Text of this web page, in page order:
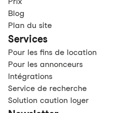
Blog
Plan du site
Services
Pour les fins de location
Pour les annonceurs
Intégrations
Service de recherche
Solution caution loyer